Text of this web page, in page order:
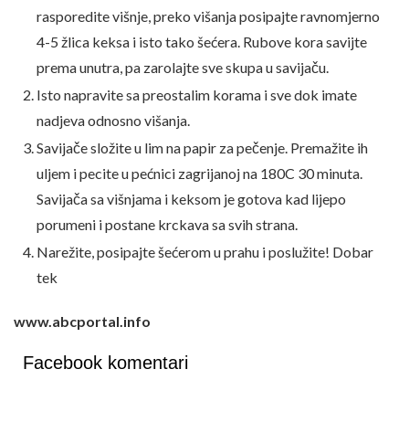
rasporedite višnje, preko višanja posipajte ravnomjerno
4-5 žlica keksa i isto tako šećera. Rubove kora savijte
prema unutra, pa zarolajte sve skupa u savijaču.
Isto napravite sa preostalim korama i sve dok imate
nadjeva odnosno višanja.
Savijače složite u lim na papir za pečenje. Premažite ih
uljem i pecite u pećnici zagrijanoj na 180C 30 minuta.
Savijača sa višnjama i keksom je gotova kad lijepo
porumeni i postane krckava sa svih strana.
Narežite, posipajte šećerom u prahu i poslužite! Dobar
tek
www.abcportal.info
Facebook komentari